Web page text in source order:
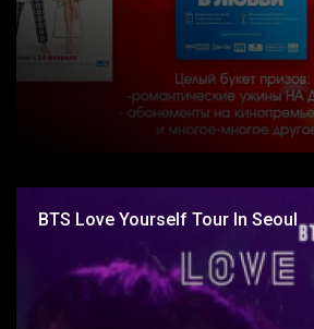
BTS Love Yourself Tour In Seoul